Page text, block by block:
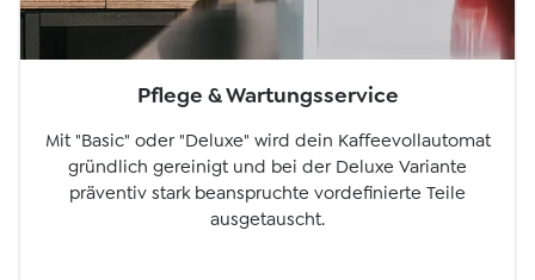
Pflege & Wartungsservice
Mit "Basic" oder "Deluxe" wird dein Kaffeevollautomat
gründlich gereinigt und bei der Deluxe Variante
präventiv stark beanspruchte vordefinierte Teile
ausgetauscht.